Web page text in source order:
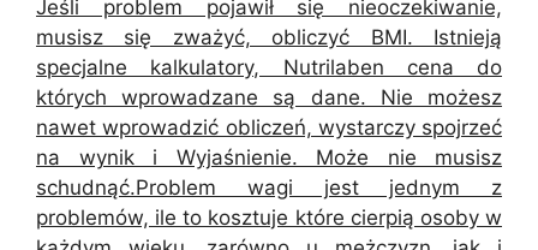
Jeśli problem pojawił się nieoczekiwanie,
musisz się zważyć, obliczyć BMI. Istnieją
specjalne kalkulatory, Nutrilaben cena do
których wprowadzane są dane. Nie możesz
nawet wprowadzić obliczeń, wystarczy spojrzeć
na wynik i Wyjaśnienie. Może nie musisz
schudnąć.Problem wagi jest jednym z
problemów, ile to kosztuje które cierpią osoby w